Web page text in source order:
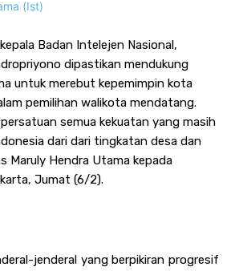
Badan Intelejen Nasional,
dipastikan mendukung
untuk merebut kepemimpin kota
pemilihan walikota mendatang.
semua kekuatan yang masih
dari dari tingkatan desa dan
Maruly Hendra Utama kepada
Jumat (6/2).
jenderal yang berpikiran progresif